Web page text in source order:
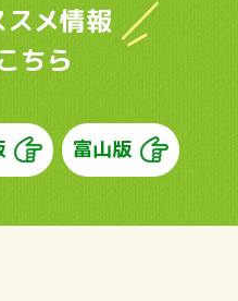
メ情報
ちら
富山版